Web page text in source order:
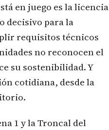
en juego es la licencia
decisivo para la
requisitos técnicos
no reconocen el
su sostenibilidad. Y
cotidiana, desde la
1 y la Troncal del